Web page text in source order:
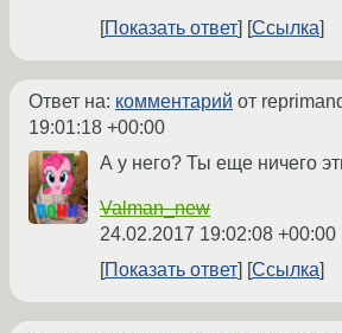
Показать ответ
Ссылка
Ответ на: комментарий от
19:01:18 +00:00
А у него? Ты еще ничего
Valman_new
24.02.2017 19:02:08 +00:00
Показать ответ
Ссылка